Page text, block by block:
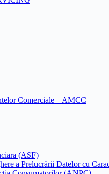
Comerciale – AMCC
(ASF)
a Prelucrării Datelor cu